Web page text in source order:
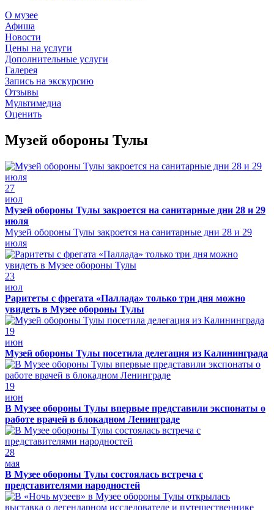
О музее
Афиша
Новости
Цены на услуги
Дополнительные услуги
Галерея
Запись на экскурсию
Отзывы
Мультимедиа
Оценить
Музей обороны Тулы
27
июл
Музей обороны Тулы закроется на санитарные дни 28 и 29
июля
Музей обороны Тулы закроется на санитарные дни 28 и 29
июля
23
июл
Раритеты с фрегата «Паллада» только три дня можно
увидеть в Музее обороны Тулы
19
июн
Музей обороны Тулы посетила делегация из Калининграда
19
июн
В Музее обороны Тулы впервые представили экспонаты о
работе врачей в блокадном Ленинграде
28
мая
В Музее обороны Тулы состоялась встреча с
представителями народностей